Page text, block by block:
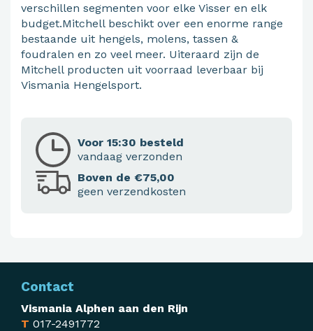
verschillen segmenten voor elke Visser en elk
budget.Mitchell beschikt over een enorme range
bestaande uit hengels, molens, tassen &
foudralen en zo veel meer. Uiteraard zijn de
Mitchell producten uit voorraad leverbaar bij
Vismania Hengelsport.
Voor 15:30 besteld
vandaag verzonden
Boven de €75,00
geen verzendkosten
Contact
Vismania Alphen aan den Rijn
T 017-2491772